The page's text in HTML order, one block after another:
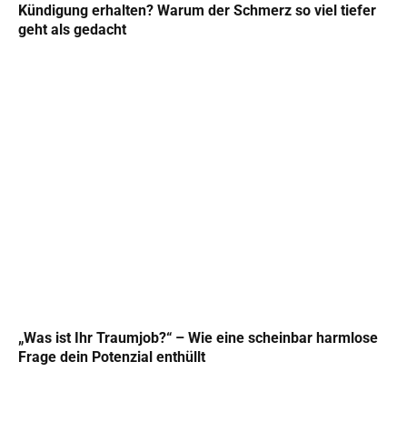
Kündigung erhalten? Warum der Schmerz so viel tiefer
geht als gedacht
„Was ist Ihr Traumjob?“ – Wie eine scheinbar harmlose
Frage dein Potenzial enthüllt